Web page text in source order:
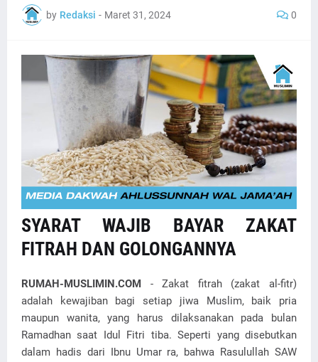
by Redaksi - Maret 31, 2024 0
SYARAT WAJIB BAYAR ZAKAT
FITRAH DAN GOLONGANNYA
RUMAH-MUSLIMIN.COM - Zakat fitrah (zakat al-fitr)
adalah kewajiban bagi setiap jiwa Muslim, baik pria
maupun wanita, yang harus dilaksanakan pada bulan
Ramadhan saat Idul Fitri tiba. Seperti yang disebutkan
dalam hadis dari Ibnu Umar ra, bahwa Rasulullah SAW